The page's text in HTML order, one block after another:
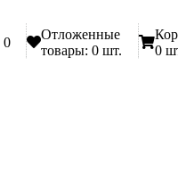
0
Отложенные
товары: 0 шт.
0